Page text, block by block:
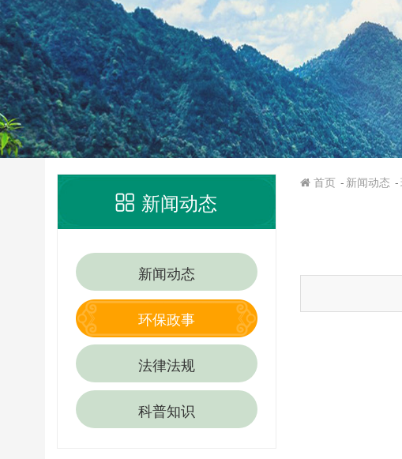
新闻动态
新闻动态
环保政事
法律法规
科普知识
首页 新闻动态